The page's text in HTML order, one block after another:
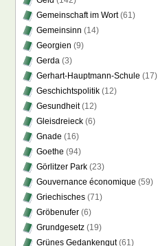
Gemeinschaft im Wort(61)
Gemeinsinn (14)
Georgien (9)
Gerda (3)
Gerhart-Hauptmann-Schule (17)
Geschichtspolitik (12)
Gesundheit(12)
Gleisdreieck (6)
Gnade (16)
Goethe (94)
Görlitzer Park (23)
Gouvernance économique (59)
Griechisches (71)
Gröbenufer (6)
Grundgesetz (19)
Grünes Gedankengut(61)